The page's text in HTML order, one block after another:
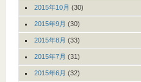
2015年10月 (30)
2015年9月 (30)
2015年8月 (33)
2015年7月 (31)
2015年6月 (32)